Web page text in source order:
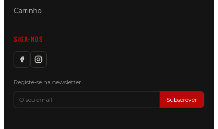
Carrinho
SIGA-NOS
Registe-se na newsletter
Subscrever